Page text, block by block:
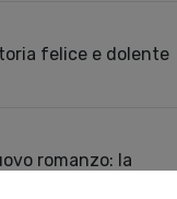
felice e dolente
romanzo: la